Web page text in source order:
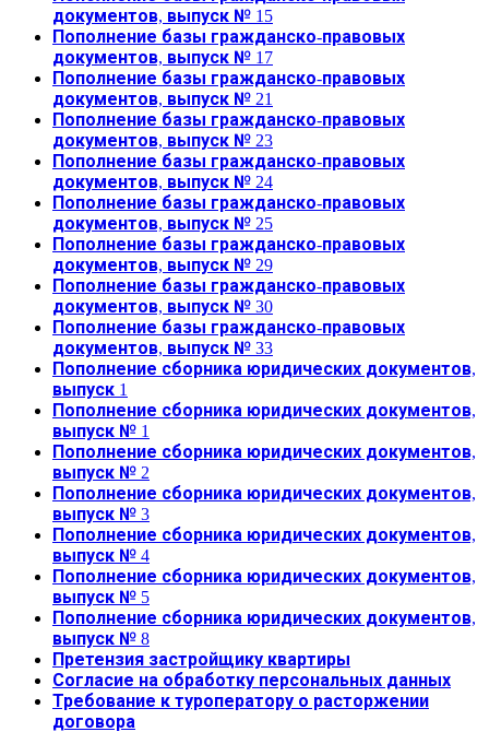
документов, выпуск № 15
Пополнение базы гражданско-правовых
документов, выпуск № 17
Пополнение базы гражданско-правовых
документов, выпуск № 21
Пополнение базы гражданско-правовых
документов, выпуск № 23
Пополнение базы гражданско-правовых
документов, выпуск № 24
Пополнение базы гражданско-правовых
документов, выпуск № 25
Пополнение базы гражданско-правовых
документов, выпуск № 29
Пополнение базы гражданско-правовых
документов, выпуск № 30
Пополнение базы гражданско-правовых
документов, выпуск № 33
Пополнение сборника юридических документов,
выпуск 1
Пополнение сборника юридических документов,
выпуск № 1
Пополнение сборника юридических документов,
выпуск № 2
Пополнение сборника юридических документов,
выпуск № 3
Пополнение сборника юридических документов,
выпуск № 4
Пополнение сборника юридических документов,
выпуск № 5
Пополнение сборника юридических документов,
выпуск № 8
Претензия застройщику квартиры
Согласие на обработку персональных данных
Требование к туроператору о расторжении
договора